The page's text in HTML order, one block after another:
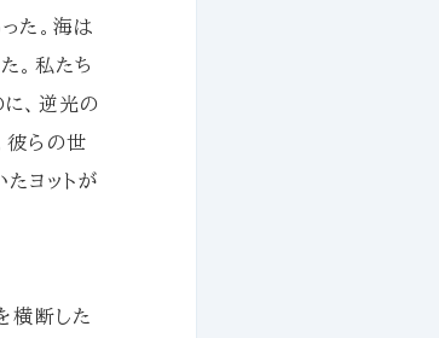
た。海は
。私たち
、逆光の
彼らの世
ヨットが
横断した